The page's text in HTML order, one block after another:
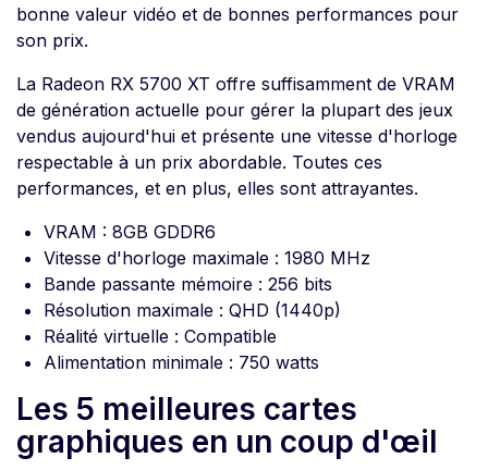
bonne valeur vidéo et de bonnes performances pour
son prix.
La Radeon RX 5700 XT offre suffisamment de VRAM
de génération actuelle pour gérer la plupart des jeux
vendus aujourd'hui et présente une vitesse d'horloge
respectable à un prix abordable. Toutes ces
performances, et en plus, elles sont attrayantes.
VRAM : 8GB GDDR6
Vitesse d'horloge maximale : 1980 MHz
Bande passante mémoire : 256 bits
Résolution maximale : QHD (1440p)
Réalité virtuelle : Compatible
Alimentation minimale : 750 watts
Les 5 meilleures cartes
graphiques en un coup d'œil